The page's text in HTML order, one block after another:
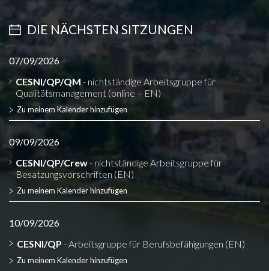
DIE NÄCHSTEN SITZUNGEN
07/09/2026
CESNI/QP/QM - nichtständige Arbeitsgruppe für
Qualitätsmanagement (online – EN)
Zu meinem Kalender hinzufügen
09/09/2026
CESNI/QP/Crew- nichtständige Arbeitsgruppe für
Besatzungsvorschriften (EN)
Zu meinem Kalender hinzufügen
10/09/2026
CESNI/QP - Arbeitsgruppe für Berufsbefähigungen (EN)
Zu meinem Kalender hinzufügen